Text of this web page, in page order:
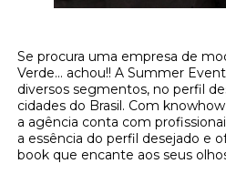
Se procura uma empresa de
Verde... achou!! A Summer
diversos segmentos, no perfil
cidades do Brasil. Com
a agência conta com
a essência do perfil desejado e
book que encante aos seus